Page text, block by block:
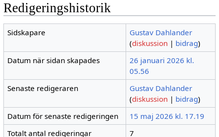
Redigeringshistorik
Sidskapare
Gustav Dahlander
(diskussion | bidrag)
Datum när sidan skapades
26 januari 2026 kl.
05.56
Senaste redigeraren
Gustav Dahlander
(diskussion | bidrag)
Datum för senaste redigeringen
15 maj 2026 kl. 17.19
Totalt antal redigeringar
7